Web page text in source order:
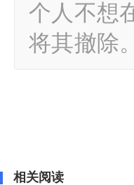
个人不想
将其撤除。
相关阅读